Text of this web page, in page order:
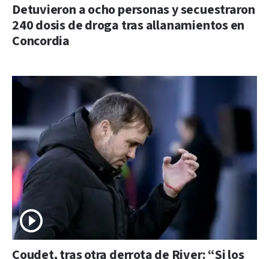
Detuvieron a ocho personas y secuestraron
240 dosis de droga tras allanamientos en
Concordia
Coudet, tras otra derrota de River: “Si los